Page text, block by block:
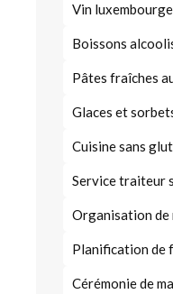
Vin
Boissons
Pâtes fraîches
Glaces et
Cuisine sans
Service traiteur
Organisation de
Planification de
Cérémonie de